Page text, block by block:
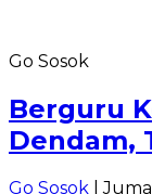
Go Sosok
Berguru
Dendam,
Go Sosok |